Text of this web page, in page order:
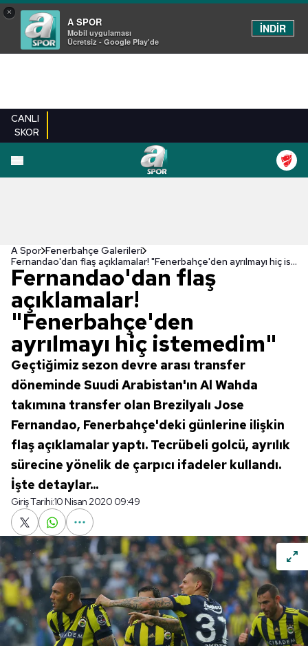
×
A SPOR
Mobil uygulaması
Ücretsiz - Google Play'de
İNDİR
CANLI
SKOR
EN YENILER
A Spor Fenerbahçe Galerileri
Fernandao'dan flaş açıklamalar! "Fenerbahçe'den ayrılmayı hiç istemedim"
Fernandao'dan flaş
açıklamalar!
"Fenerbahçe'den
ayrılmayı hiç istemedim"
Geçtiğimiz sezon devre arası transfer
döneminde Suudi Arabistan'ın Al Wahda
takımına transfer olan Brezilyalı Jose
Fernandao, Fenerbahçe'deki günlerine ilişkin
flaş açıklamalar yaptı. Tecrübeli golcü, ayrılık
sürecine yönelik de çarpıcı ifadeler kullandı.
İşte detaylar...
Giriş Tarihi:10 Nisan 2020 09:49